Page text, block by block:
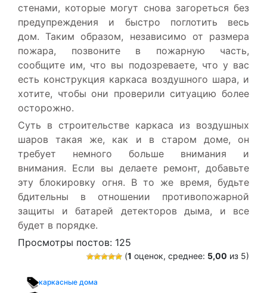
стенами, которые могут снова загореться без
предупреждения и быстро поглотить весь
дом. Таким образом, независимо от размера
пожара, позвоните в пожарную часть,
сообщите им, что вы подозреваете, что у вас
есть конструкция каркаса воздушного шара, и
хотите, чтобы они проверили ситуацию более
осторожно.
Суть в строительстве каркаса из воздушных
шаров такая же, как и в старом доме, он
требует немного больше внимания и
внимания. Если вы делаете ремонт, добавьте
эту блокировку огня. В то же время, будьте
бдительны в отношении противопожарной
защиты и батарей детекторов дыма, и все
будет в порядке.
Просмотры постов: 125
(1 оценок, среднее: 5,00 из 5)
каркасные дома